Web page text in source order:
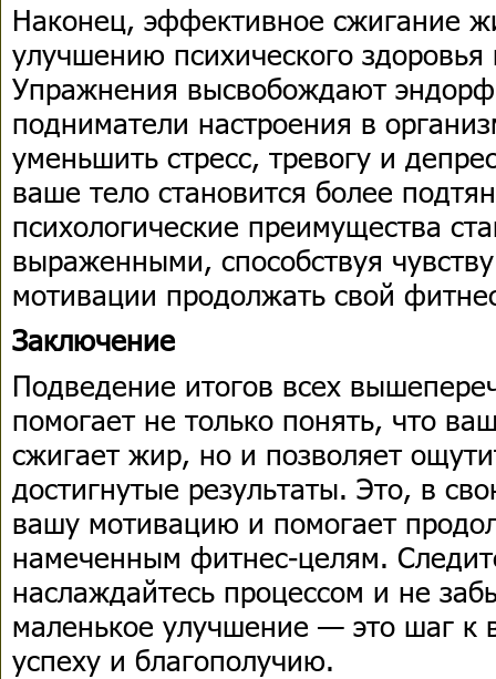
Наконец, эффективное сжигание
улучшению психического здоровья
Упражнения высвобождают
подниматели настроения в
уменьшить стресс, тревогу и
ваше тело становится более
психологические преимущества
выраженными, способствуя
мотивации продолжать свой
Заключение
Подведение итогов всех
помогает не только понять, что
сжигает жир, но и позволяет
достигнутые результаты. Это, в
вашу мотивацию и помогает
намеченным фитнес-целям.
наслаждайтесь процессом и не
маленькое улучшение — это шаг к
успеху и благополучию.